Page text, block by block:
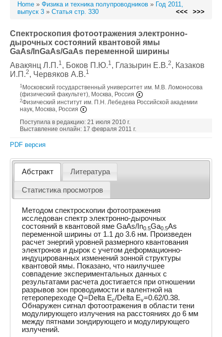
Home » Физика и техника полупроводников » Год 2011,
выпуск 3 » Статья стр. 330 <<< >>>
Спектроскопия фотоотражения электронно-
дырочных состояний квантовой ямы
GaAs/InGaAs/GaAs переменной ширины
Авакянц Л.П.1, Боков П.Ю.1, Глазырин Е.В.2, Казаков
И.П.2, Червяков А.В.1
1 Московский государственный университет им. М.В. Ломоносова
(физический факультет), Москва, Россия
2Физический институт им. П.Н. Лебедева Российской академии
наук, Москва, Россия
Поступила в редакцию: 21 июля 2010 г.
Выставление онлайн: 17 февраля 2011 г.
PDF версия
Абстракт Литература
Статистика просмотров
Методом спектроскопии фотоотражения
исследован спектр электронно-дырочных
состояний в квантовой яме GaAs/In0.5Ga0.5As
переменной ширины от 1.1 до 3.6 нм. Произведен
расчет энергий уровней размерного квантования
электронов и дырок с учетом деформационно-
индуцированных изменений зонной структуры
квантовой ямы. Показано, что наилучшее
совпадение экспериментальных данных с
результатами расчета достигается при отношении
разрывов зон проводимости и валентной на
гетеропереходе Q=Delta Ec/Delta Ev=0.62/0.38.
Обнаружен сигнал фотоотражения в области тени
модулирующего излучения на расстояниях до 6 мм
между пятнами зондирующего и модулирующего
излучений.